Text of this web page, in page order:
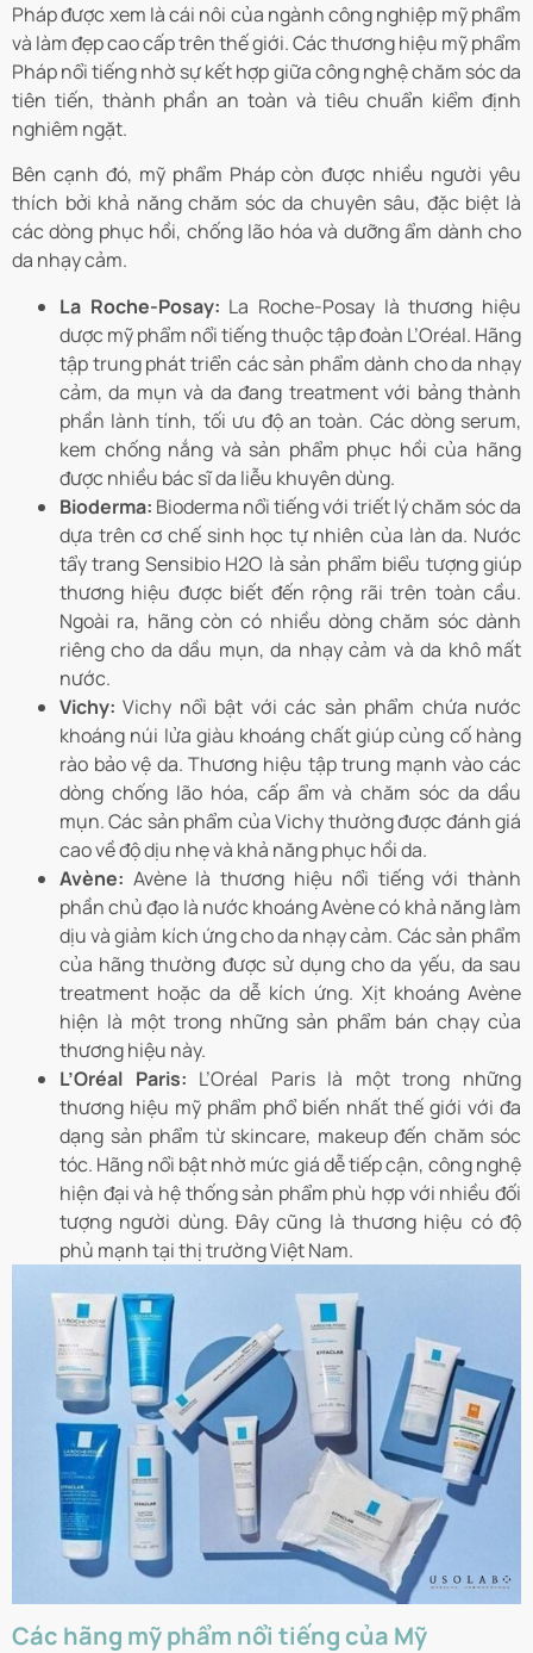
Pháp được xem là cái nôi của ngành công nghiệp mỹ phẩm
và làm đẹp cao cấp trên thế giới. Các thương hiệu mỹ phẩm
Pháp nổi tiếng nhờ sự kết hợp giữa công nghệ chăm sóc da
tiên tiến, thành phần an toàn và tiêu chuẩn kiểm định
nghiêm ngặt.
Bên cạnh đó, mỹ phẩm Pháp còn được nhiều người yêu
thích bởi khả năng chăm sóc da chuyên sâu, đặc biệt là
các dòng phục hồi, chống lão hóa và dưỡng ẩm dành cho
da nhạy cảm.
La Roche-Posay: La Roche-Posay là thương hiệu
dược mỹ phẩm nổi tiếng thuộc tập đoàn L’Oréal. Hãng
tập trung phát triển các sản phẩm dành cho da nhạy
cảm, da mụn và da đang treatment với bảng thành
phần lành tính, tối ưu độ an toàn. Các dòng serum,
kem chống nắng và sản phẩm phục hồi của hãng
được nhiều bác sĩ da liễu khuyên dùng.
Bioderma: Bioderma nổi tiếng với triết lý chăm sóc da
dựa trên cơ chế sinh học tự nhiên của làn da. Nước
tẩy trang Sensibio H2O là sản phẩm biểu tượng giúp
thương hiệu được biết đến rộng rãi trên toàn cầu.
Ngoài ra, hãng còn có nhiều dòng chăm sóc dành
riêng cho da dầu mụn, da nhạy cảm và da khô mất
nước.
Vichy: Vichy nổi bật với các sản phẩm chứa nước
khoáng núi lửa giàu khoáng chất giúp củng cố hàng
rào bảo vệ da. Thương hiệu tập trung mạnh vào các
dòng chống lão hóa, cấp ẩm và chăm sóc da dầu
mụn. Các sản phẩm của Vichy thường được đánh giá
cao về độ dịu nhẹ và khả năng phục hồi da.
Avène: Avène là thương hiệu nổi tiếng với thành
phần chủ đạo là nước khoáng Avène có khả năng làm
dịu và giảm kích ứng cho da nhạy cảm. Các sản phẩm
của hãng thường được sử dụng cho da yếu, da sau
treatment hoặc da dễ kích ứng. Xịt khoáng Avène
hiện là một trong những sản phẩm bán chạy của
thương hiệu này.
L’Oréal Paris: L’Oréal Paris là một trong những
thương hiệu mỹ phẩm phổ biến nhất thế giới với đa
dạng sản phẩm từ skincare, makeup đến chăm sóc
tóc. Hãng nổi bật nhờ mức giá dễ tiếp cận, công nghệ
hiện đại và hệ thống sản phẩm phù hợp với nhiều đối
tượng người dùng. Đây cũng là thương hiệu có độ
phủ mạnh tại thị trường Việt Nam.
Các hãng mỹ phẩm nổi tiếng của Mỹ